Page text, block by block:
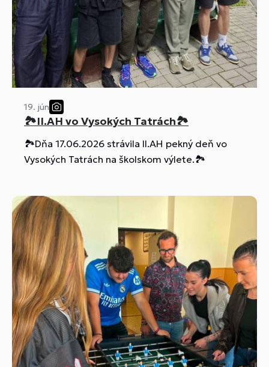
19. jún
🏞️II.AH vo Vysokých Tatrách🏞️
🏞️Dňa 17.06.2026 strávila II.AH pekný deň vo
Vysokých Tatrách na školskom výlete.🏞️